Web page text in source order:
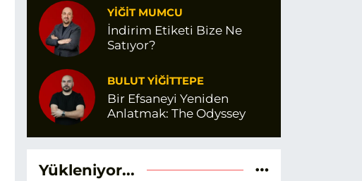
YİĞİT MUMCU
İndirim Etiketi Bize Ne
Satıyor?
BULUT YİĞİTTEPE
Bir Efsaneyi Yeniden
Anlatmak: The Odyssey
Yükleniyor...